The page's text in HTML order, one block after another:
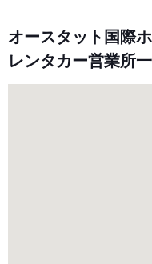
オースタット国際
レンタカー営業所